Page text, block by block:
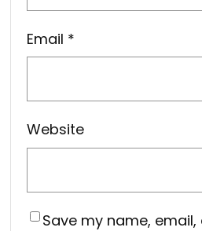
Email *
Website
Save my name,